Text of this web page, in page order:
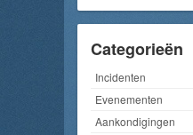
Categorieën
Incidenten
Evenementen
Aankondigingen